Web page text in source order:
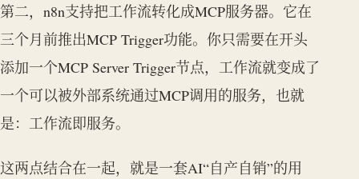
第二，n8n支持把工作流转化成MCP服务器。它在
三个月前推出MCP Trigger功能。你只需要在开头
添加一个MCP Server Trigger节点，工作流就变成了
一个可以被外部系统通过MCP调用的服务，也就
是：工作流即服务。
这两点结合在一起，就是一套AI“自产自销”的用